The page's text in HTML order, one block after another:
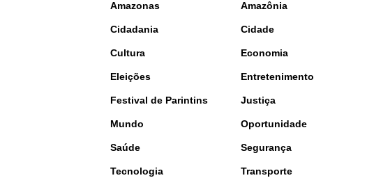
Amazonas Amazônia
Cidadania Cidade
Cultura Economia
Eleições Entretenimento
Festival de Parintins Justiça
Mundo Oportunidade
Saúde Segurança
Tecnologia Transporte